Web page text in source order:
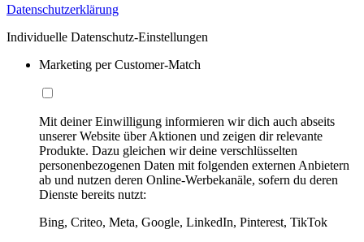
Datenschutzerklärung
Individuelle Datenschutz-Einstellungen
Marketing per Customer-Match
Mit deiner Einwilligung informieren wir dich auch abseits
unserer Website über Aktionen und zeigen dir relevante
Produkte. Dazu gleichen wir deine verschlüsselten
personenbezogenen Daten mit folgenden externen Anbietern
ab und nutzen deren Online-Werbekanäle, sofern du deren
Dienste bereits nutzt:
Bing, Criteo, Meta, Google, LinkedIn, Pinterest, TikTok